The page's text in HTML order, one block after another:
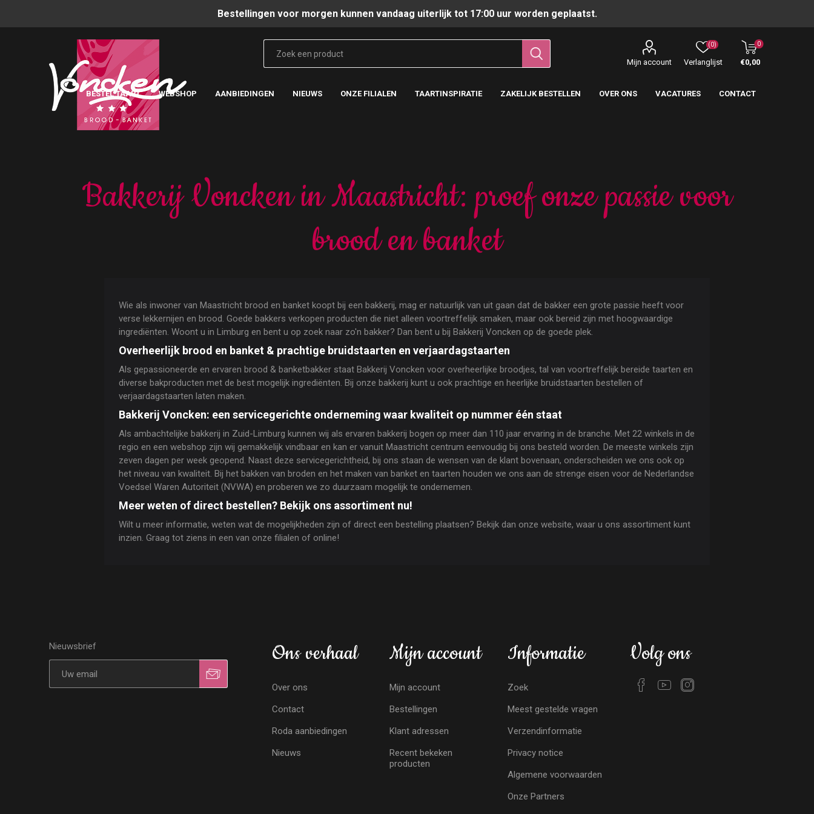
Bestellingen voor morgen kunnen vandaag uiterlijk tot 17:00 uur worden geplaatst.
Mijn account Verlanglijst
(0) 0
€0,00
BESTEL TAART WEBSHOP AANBIEDINGEN NIEUWS ONZE FILIALEN TAARTINSPIRATIE ZAKELIJK BESTELLEN OVER ONS VACATURES CONTACT
Bakkerij Voncken in Maastricht: proef onze passie voor
brood en banket
Wie als inwoner van Maastricht brood en banket koopt bij een bakkerij, mag er natuurlijk van uit gaan dat de bakker een grote passie heeft voor
verse lekkernijen en brood. Goede bakkers verkopen producten die niet alleen voortreffelijk smaken, maar ook bereid zijn met hoogwaardige
ingrediënten. Woont u in Limburg en bent u op zoek naar zo'n bakker? Dan bent u bij Bakkerij Voncken op de goede plek.
Overheerlijk brood en banket & prachtige bruidstaarten en verjaardagstaarten
Als gepassioneerde en ervaren brood & banketbakker staat Bakkerij Voncken voor overheerlijke broodjes, tal van voortreffelijk bereide taarten en
diverse bakproducten met de best mogelijk ingrediënten. Bij onze bakkerij kunt u ook prachtige en heerlijke bruidstaarten bestellen of
verjaardagstaarten laten maken.
Bakkerij Voncken: een servicegerichte onderneming waar kwaliteit op nummer één staat
Als ambachtelijke bakkerij in Zuid-Limburg kunnen wij als ervaren bakkerij bogen op meer dan 110 jaar ervaring in de branche. Met 22 winkels in de
regio en een webshop zijn wij gemakkelijk vindbaar en kan er vanuit Maastricht centrum eenvoudig bij ons besteld worden. De meeste winkels zijn
zeven dagen per week geopend. Naast deze servicegerichtheid, bij ons staan de wensen van de klant bovenaan, onderscheiden we ons ook op
het niveau van kwaliteit. Bij het bakken van broden en het maken van banket en taarten houden we ons aan de strenge eisen voor de Nederlandse
Voedsel Waren Autoriteit (NVWA) en proberen we zo duurzaam mogelijk te ondernemen.
Meer weten of direct bestellen? Bekijk ons assortiment nu!
Wilt u meer informatie, weten wat de mogelijkheden zijn of direct een bestelling plaatsen? Bekijk dan onze website, waar u ons assortiment kunt
inzien. Graag tot ziens in een van onze filialen of online!
Nieuwsbrief Ons verhaal
Over ons
Contact
Roda aanbiedingen
Nieuws
Mijn account
Mijn account
Bestellingen
Klant adressen
Recent bekeken
producten
Informatie
Zoek
Meest gestelde vragen
Verzendinformatie
Privacy notice
Algemene voorwaarden
Onze Partners
Volg ons